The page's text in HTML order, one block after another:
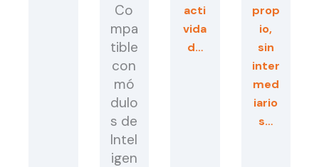
Co
mpa
tible
con
mó
dulo
s de
Intel
igen
acti
vida
d…
prop
io,
sin
inter
med
iario
s…